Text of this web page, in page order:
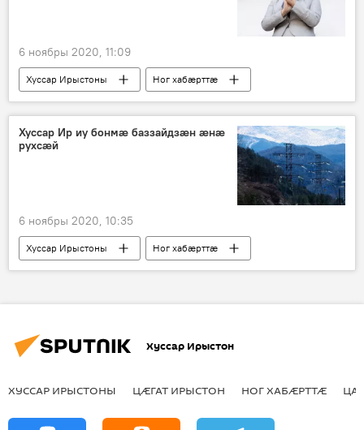
6 ноябры 2020, 11:09
Хуссар Ирыстоны Ног хабӕрттӕ
Хуссар Ир иу бонмӕ баззайдзӕн ӕнӕ
рухсӕй
6 ноябры 2020, 10:35
Хуссар Ирыстоны Ног хабӕрттӕ
Хуссар Ирыстон
ХУССАР ИРЫСТОНЫ ЦӔГАТ ИРЫСТОН НОГ ХАБӔРТТӔ